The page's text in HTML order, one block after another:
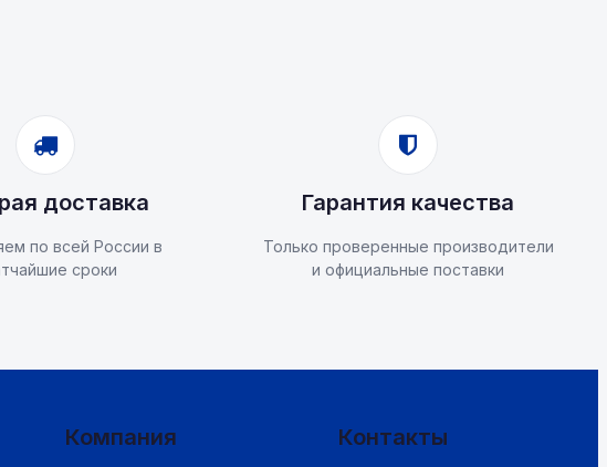
доставка
по всей России в
сроки
Гарантия качества
Только проверенные производители
и официальные поставки
Компания Контакты